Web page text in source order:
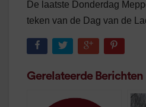
De laatste Donderdag
teken van de Dag van de
Gerelateerde Berichten